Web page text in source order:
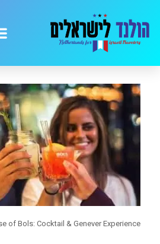
of Bols: Cocktail & Genever Experience